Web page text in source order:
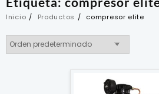
Inicio Productos compresor elite